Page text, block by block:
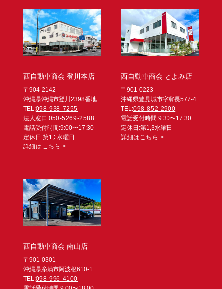
西自動車商会 登川本店
〒904-2142
沖縄県沖縄市登川2398番地
TEL:098-938-7255
法人窓口:050-5269-2588
電話受付時間:9:00〜17:30
定休日:第1,3水曜日
詳細はこちら >
西自動車商会 とよみ店
〒901-0223
沖縄県豊見城市字翁長577-4
TEL:098-852-2900
電話受付時間:9:30〜17:30
定休日:第1,3水曜日
詳細はこちら >
西自動車商会 南山店
〒901-0301
沖縄県糸満市阿波根610-1
TEL:098-996-4100